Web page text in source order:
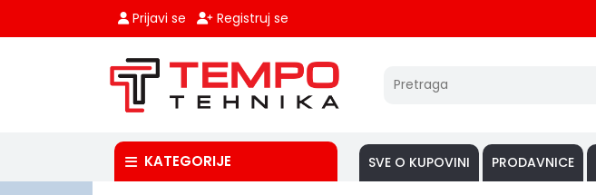
Prijavi se Registruj se
KATEGORIJE SVE O KUPOVINI PRODAVNICE